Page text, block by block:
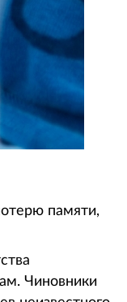
памяти,
Чиновники